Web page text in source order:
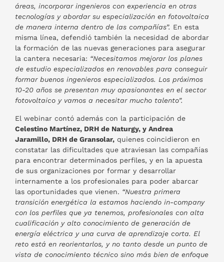
áreas, incorporar ingenieros con experiencia en otras
tecnologías y abordar su especialización en fotovoltaica
de manera interna dentro de las compañías”. En esta
misma línea, defendió también la necesidad de abordar
la formación de las nuevas generaciones para asegurar
la cantera necesaria: “Necesitamos mejorar los planes
de estudio especializados en renovables para conseguir
formar buenos ingenieros especializados. Los próximos
10-20 años se presentan muy apasionantes en el sector
fotovoltaico y vamos a necesitar mucho talento”.
El webinar contó además con la participación de
Celestino Martínez, DRH de Naturgy, y Andrea
Jaramillo, DRH de Gransolar, quienes coincidieron en
constatar las dificultades que atraviesan las compañías
para encontrar determinados perfiles, y en la apuesta
de sus organizaciones por formar y desarrollar
internamente a los profesionales para poder abarcar
las oportunidades que vienen. “Nuestra primera
transición energética la estamos haciendo in-company
con los perfiles que ya tenemos, profesionales con alta
cualificación y alto conocimiento de generación de
energía eléctrica y una curva de aprendizaje corta. El
reto está en reorientarlos, y no tanto desde un punto de
vista de conocimiento técnico sino más bien de enfoque